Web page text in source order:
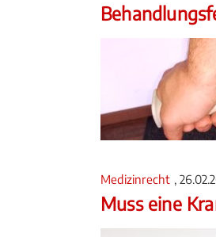
Medizinrecht ,
Muss eine